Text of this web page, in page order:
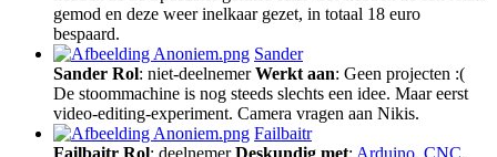
gemod en deze weer inelkaar gezet, in totaal 18 euro
bespaard.
Sander
Sander Rol: niet-deelnemerWerkt aan: Geen projecten :(
De stoommachine is nog steeds slechts een idee. Maar eerst
video-editing-experiment. Camera vragen aan Nikis.
Failbaitr
Failbaitr Rol: deelnemerDeskundig met: Arduino, CNC,